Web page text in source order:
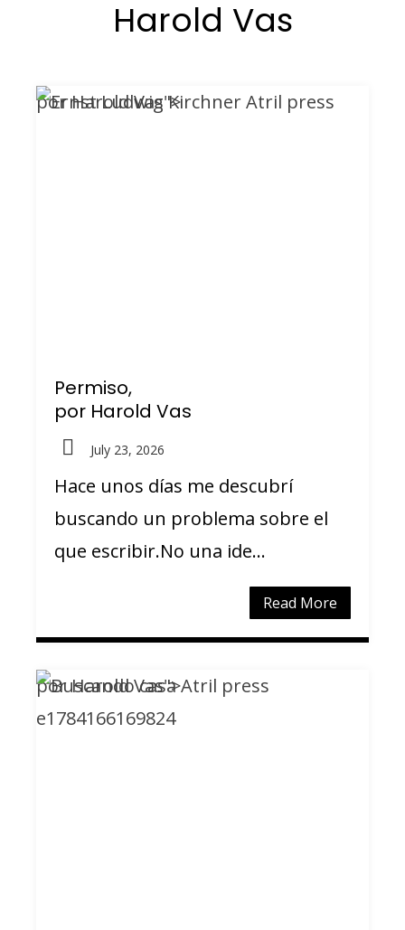
Harold Vas
por Harold Vas">
Permiso,
por Harold Vas
July 23, 2026
Hace unos días me descubrí
buscando un problema sobre el
que escribir.No una ide...
Read More
por Harold Vas">